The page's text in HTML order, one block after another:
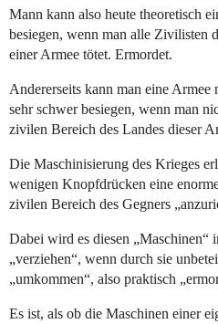
Mann kann also heute theoretisch
besiegen, wenn man alle Zivilisten
einer Armee tötet. Ermordet.
Andererseits kann man eine Armee
sehr schwer besiegen, wenn man
zivilen Bereich des Landes dieser
Die Maschinisierung des Krieges
wenigen Knopfdrücken eine
zivilen Bereich des Gegners
Dabei wird es diesen „Maschinen“
„verziehen“, wenn durch sie
„umkommen“, also praktisch
Es ist, als ob die Maschinen einer